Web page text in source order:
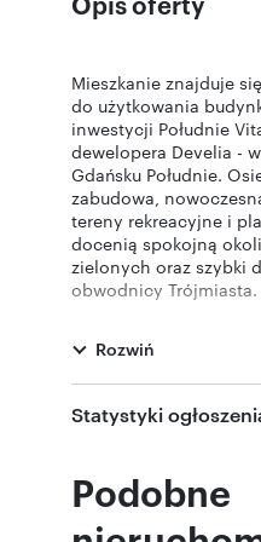
Mieszkanie znajduje
do użytkowania
inwestycji Południe
dewelopera Develia -
Gdańsku Południe.
zabudowa,
tereny rekreacyjne i
docenią spokojną
zielonych oraz szybki
obwodnicy Trójmiasta.
infrastruktura
Mieszkanie:
powierzchnia 34
według
możliwość
Rozwiń
Statystyki
Podobne